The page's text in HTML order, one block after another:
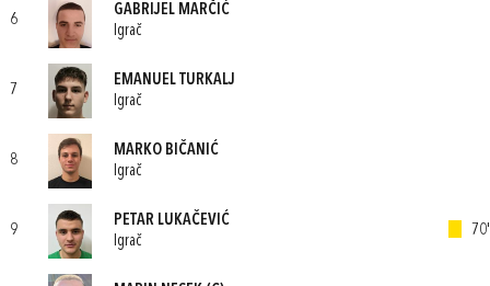
6
GABRIJEL MARČIĆ
Igrač
7
EMANUEL TURKALJ
Igrač
8
MARKO BIČANIĆ
Igrač
9
PETAR LUKAČEVIĆ
Igrač
70'